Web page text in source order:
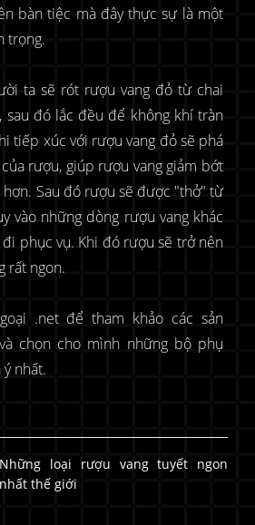
bàn tiệc mà đây thực sự là một
trọng.
ta sẽ rót rượu vang đỏ từ chai
sau đó lắc đều để không khí tràn
tiếp xúc với rượu vang đỏ sẽ phá
rượu, giúp rượu vang giảm bớt
hơn. Sau đó rượu sẽ được "thở" từ
vào những dòng rượu vang khác
phục vụ. Khi đó rượu sẽ trở nên
rất ngon.
.net để tham khảo các sản
chọn cho mình những bộ phụ
nhất.
Những loại rượu vang tuyết ngon
nhất thế giới